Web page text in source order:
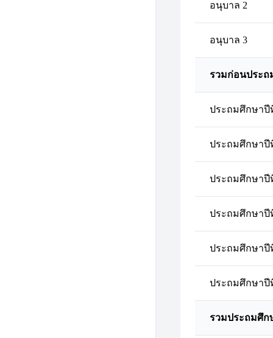
อนุบาล 2
อนุบาล 3
รวมก่อนประถ
ประถมศึกษาปี
ประถมศึกษาปี
ประถมศึกษาปี
ประถมศึกษาปี
ประถมศึกษาปี
ประถมศึกษาปี
รวมประถมศึก